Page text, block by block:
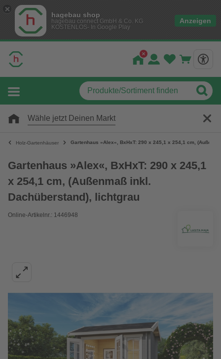
hagebau shop
hagebau connect GmbH & Co. KG
KOSTENLOS- In Google Play
Anzeigen
Wähle jetzt Deinen Markt
Holz-Gartenhäuser Gartenhaus »Alex«, BxHxT: 290 x 245,1 x 254,1 cm,
Gartenhaus »Alex«, BxHxT: 290 x 245,1
x 254,1 cm, (Außenmaß inkl.
Dachüberstand), lichtgrau
Online-Artikelnr.: 1446948